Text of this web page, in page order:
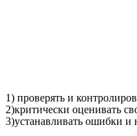
1) проверять и
2)критически оценивать
3)устанавливать ошибки и